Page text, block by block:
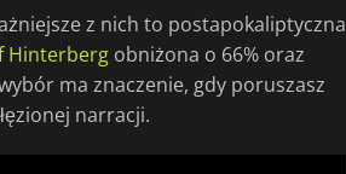
z nich to postapokaliptyczna
Hinterberg obniżona o 66% oraz
ma znaczenie, gdy poruszasz
narracji.